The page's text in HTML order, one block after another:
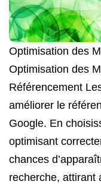
Optimisation des
Optimisation des
Référencement
améliorer le
Google. En
optimisant
chances
recherche, attirant